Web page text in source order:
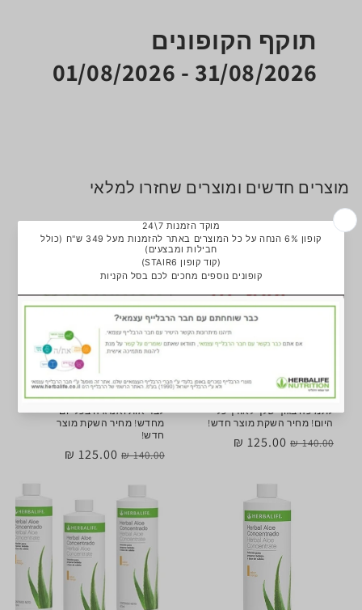
תוקף הקופונים
31/08/2026 - 01/08/2026
מוצרים חדשים ומוצרים שחזרו למלאי
טבליות פורמולה 2 לנשים –
לתמיכה בגוף שלך לאורך כל
היום! מחיר השקת מוצר חדש!
מחיר
140.00 ₪
מחיר
125.00 ₪
טבליות פורמולה 2 לגברים –
לבריאות ואנרגיה בכל יום
מחדש! מחיר השקת מוצר
חדש!
מחיר
140.00 ₪
מחיר
125.00 ₪